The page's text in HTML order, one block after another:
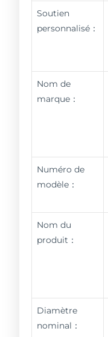
Soutien
personnalisé：
Nom de
marque：
Numéro de
modèle：
Nom du
produit：
Diamètre
nominal：